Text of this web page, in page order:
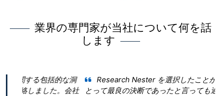
業界の専門家が当社について何を話
します
的な洞
た。会社
Research Nester を選択したことが当社のビジネ
とって最良の決断であったと言っても過言ではありま